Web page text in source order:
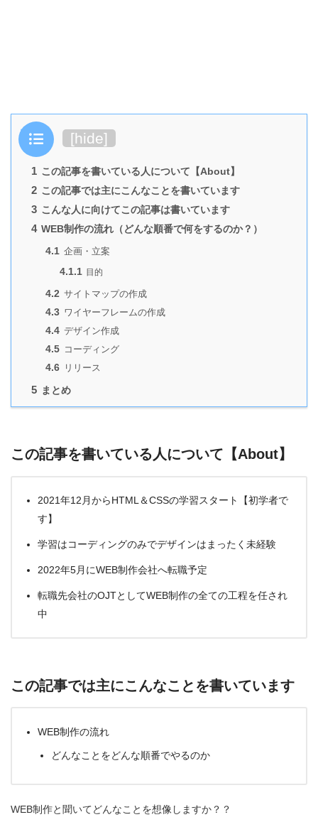
目次 [hide]
1 この記事を書いている人について【About】
2 この記事では主にこんなことを書いています
3 こんな人に向けてこの記事は書いています
4 WEB制作の流れ（どんな順番で何をするのか？）
4.1 企画・立案
4.1.1 目的
4.2 サイトマップの作成
4.3 ワイヤーフレームの作成
4.4 デザイン作成
4.5 コーディング
4.6 リリース
5 まとめ
この記事を書いている人について【About】
2021年12月からHTML＆CSSの学習スタート【初学者で
す】
学習はコーディングのみでデザインはまったく未経験
2022年5月にWEB制作会社へ転職予定
転職先会社のOJTとしてWEB制作の全ての工程を任され
中
この記事では主にこんなことを書いています
WEB制作の流れ
どんなことをどんな順番でやるのか
WEB制作と聞いてどんなことを想像しますか？？